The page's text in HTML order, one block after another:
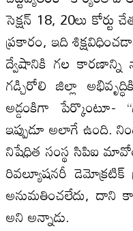
సెక్షన్ 18, 20లు
ప్రకారం, ఇది
ద్వేషానికి గల కారణాన్ని
గడ్చిరోలి జిల్లా
అడ్డంకిగా
ఇప్పుడూ అలాగే ఉంది.
నిషేధిత సంస్థ సిపిఐ
రివల్యూషనరీ డెమోక్రటిక్
అనుమతించలేదు, దాని
అని అన్నాడు.